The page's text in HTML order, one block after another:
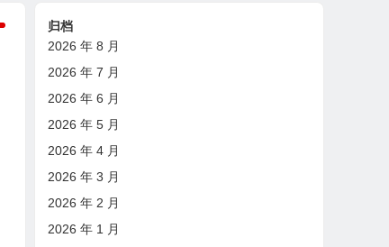
归档
2026 年 8 月
2026 年 7 月
2026 年 6 月
2026 年 5 月
2026 年 4 月
2026 年 3 月
2026 年 2 月
2026 年 1 月